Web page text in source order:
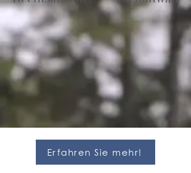
Erfahren Sie mehr!